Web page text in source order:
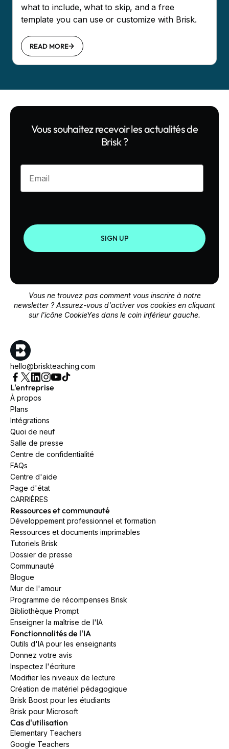
what to include, what to skip, and a free
template you can use or customize with Brisk.
READ MORE
Vous souhaitez recevoir les actualités de
Brisk ?
Enter your email
SIGN UP
Vous ne trouvez pas comment vous inscrire à notre
newsletter ? Assurez-vous d'activer vos cookies en cliquant
sur l'icône CookieYes dans le coin inférieur gauche.
hello@briskteaching.com
L'entreprise
À propos
Plans
Intégrations
Quoi de neuf
Salle de presse
Centre de confidentialité
FAQs
Centre d'aide
Page d'état
CARRIÈRES
Ressources et communauté
Développement professionnel et formation
Ressources et documents imprimables
Tutoriels Brisk
Dossier de presse
Communauté
Blogue
Mur de l'amour
Programme de récompenses Brisk
Bibliothèque Prompt
Enseigner la maîtrise de l'IA
Fonctionnalités de l'IA
Outils d'IA pour les enseignants
Donnez votre avis
Inspectez l'écriture
Modifier les niveaux de lecture
Création de matériel pédagogique
Brisk Boost pour les étudiants
Brisk pour Microsoft
Cas d'utilisation
Elementary Teachers
Google Teachers